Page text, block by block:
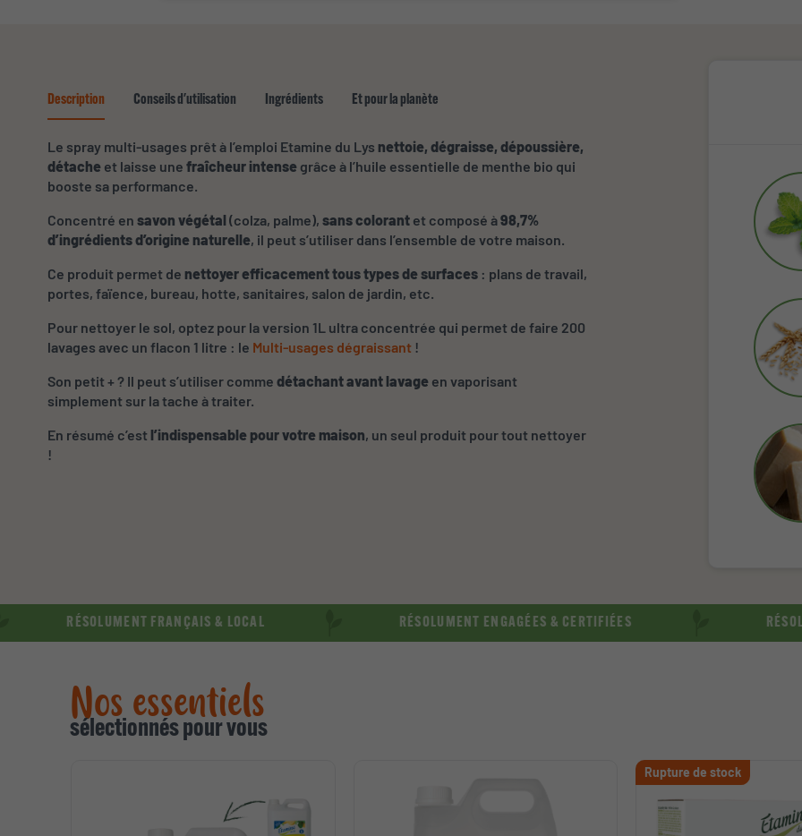
Description Conseils d'utilisation Ingrédients Et pour la planète
Le spray multi-usages prêt à l’emploi Etamine du Lys nettoie, dégraisse, dépoussière,
détacheet laisse une fraîcheur intensegrâce à l’huile essentielle de menthe bio qui
booste sa performance.
Concentré en savon végétal (colza, palme), sans colorantet composé à98,7%
d’ingrédients d’origine naturelle, il peut s’utiliser dans l’ensemble de votre maison.
Ce produit permet de nettoyer efficacement tous types de surfaces: plans de travail,
portes, faïence, bureau, hotte, sanitaires, salon de jardin, etc.
Pour nettoyer le sol, optez pour la version 1L ultra concentrée qui permet de faire 200
lavages avec un flacon 1 litre : le Multi-usages dégraissant!
Son petit + ? Il peut s’utiliser comme détachant avant lavageen vaporisant
simplement sur la tache à traiter.
En résumé c’est l’indispensable pour votre maison, un seul produit pour tout nettoyer
!
RÉSOLUMENT FRANÇAIS & LOCAL RÉSOLUMENT ENGAGÉES & CERTIFIÉES RÉSOLUMENT
Nos essentiels
sélectionnés pour vous
Rupture de stock